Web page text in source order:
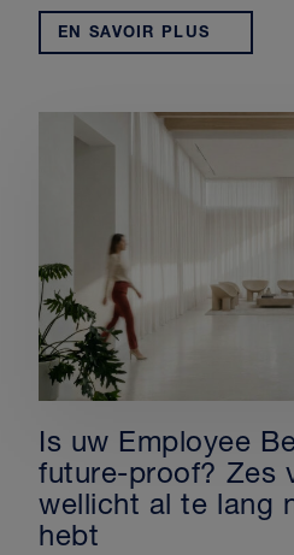
EN SAVOIR PLUS
Is uw Employee
future-proof? Zes
wellicht al te lang
hebt